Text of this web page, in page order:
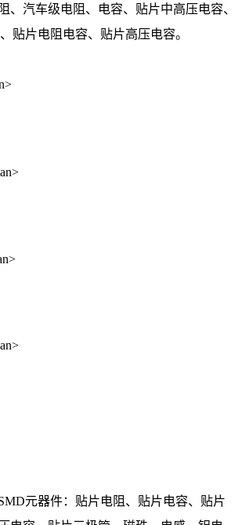
、汽车级电阻、电容、贴片中高压电容、
贴片电阻电容、贴片高压电容。
元器件：贴片电阻、贴片电容、贴片